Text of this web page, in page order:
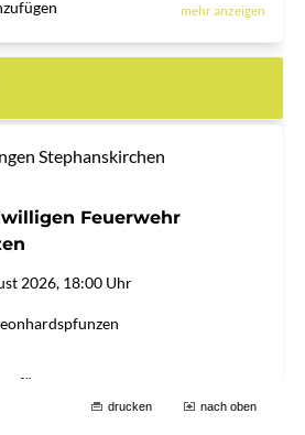
drucken nach oben